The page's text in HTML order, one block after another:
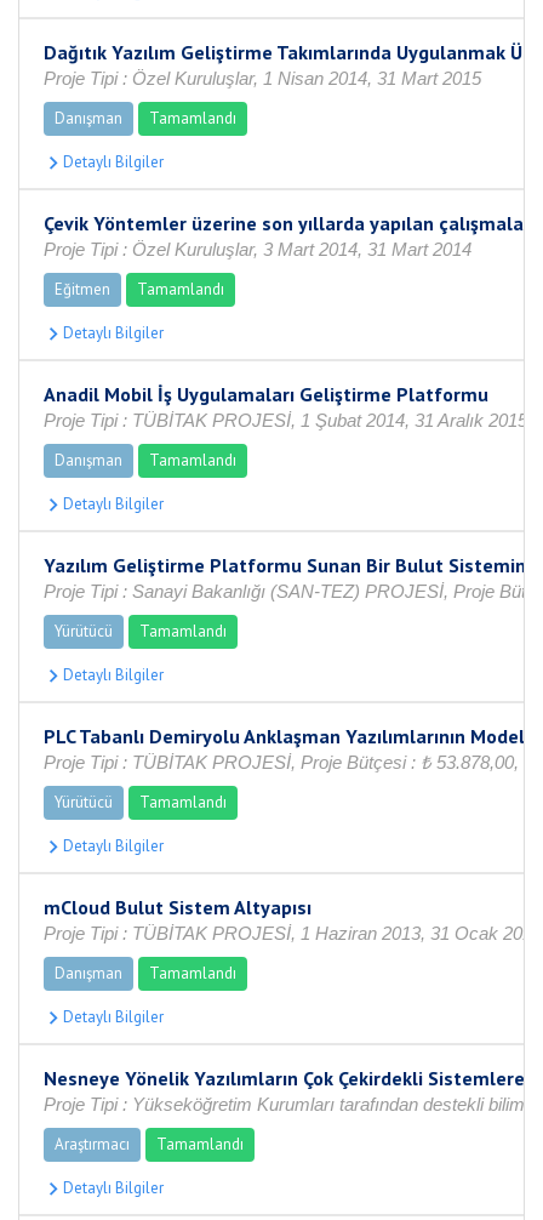
Dağıtık Yazılım Geliştirme Takımlarında Uygulanmak
Proje Tipi : Özel Kuruluşlar, 1 Nisan 2014, 31 Mart 2015
Danışman
Tamamlandı
Çevik Yöntemler üzerine son yıllarda yapılan çalışmalar
Proje Tipi : Özel Kuruluşlar, 3 Mart 2014, 31 Mart 2014
Eğitmen
Tamamlandı
Anadil Mobil İş Uygulamaları Geliştirme Platformu
Proje Tipi : TÜBİTAK PROJESİ, 1 Şubat 2014, 31 Aralık 2015
Danışman
Tamamlandı
Yazılım Geliştirme Platformu Sunan Bir Bulut
Proje Tipi : Sanayi Bakanlığı (SAN-TEZ) PROJESİ, Proje
Yürütücü
Tamamlandı
PLC Tabanlı Demiryolu Anklaşman Yazılımlarının Model
Proje Tipi : TÜBİTAK PROJESİ, Proje Bütçesi : ₺ 53.878,00, 1
Yürütücü
Tamamlandı
mCloud Bulut Sistem Altyapısı
Proje Tipi : TÜBİTAK PROJESİ, 1 Haziran 2013, 31 Ocak 2014
Danışman
Tamamlandı
Nesneye Yönelik Yazılımların Çok Çekirdekli Sistemlere
Proje Tipi : Yükseköğretim Kurumları tarafından destekli
Araştırmacı
Tamamlandı